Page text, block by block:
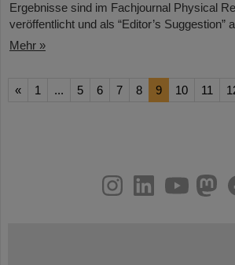
Ergebnisse sind im Fachjournal Physical
veröffentlicht und als “Editor’s Suggestion”
Mehr »
« 1 ... 5 6 7 8 9 10 11
youtube
helmholtz.social
facebook